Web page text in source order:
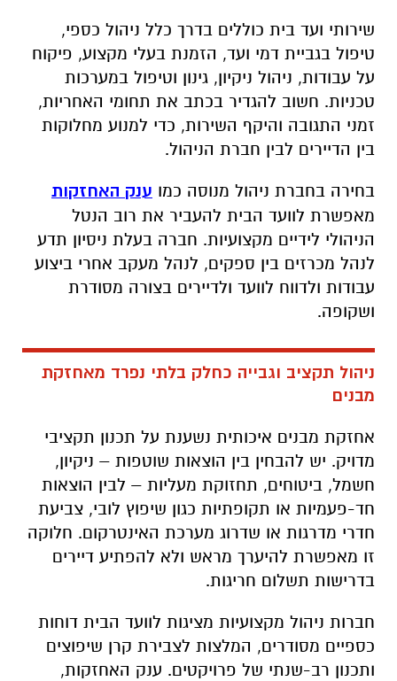
שירותי ועד בית כוללים בדרך כלל ניהול כספי,
טיפול בגביית דמי ועד, הזמנת בעלי מקצוע, פיקוח
על עבודות, ניהול ניקיון, גינון וטיפול במערכות
טכניות. חשוב להגדיר בכתב את תחומי האחריות,
זמני התגובה והיקף השירות, כדי למנוע מחלוקות
בין הדיירים לבין חברת הניהול.
בחירה בחברת ניהול מנוסה כמו ענק האחזקות
מאפשרת לוועד הבית להעביר את רוב הנטל
הניהולי לידיים מקצועיות. חברה בעלת ניסיון תדע
לנהל מכרזים בין ספקים, לנהל מעקב אחרי ביצוע
עבודות ולדווח לוועד ולדיירים בצורה מסודרת
ושקופה.
ניהול תקציב וגבייה כחלק בלתי נפרד מאחזקת
מבנים
אחזקת מבנים איכותית נשענת על תכנון תקציבי
מדויק. יש להבחין בין הוצאות שוטפות – ניקיון,
חשמל, ביטוחים, תחזוקת מעליות – לבין הוצאות
חד-פעמיות או תקופתיות כגון שיפוץ לובי, צביעת
חדרי מדרגות או שדרוג מערכת האינטרקום. חלוקה
זו מאפשרת להיערך מראש ולא להפתיע דיירים
בדרישות תשלום חריגות.
חברות ניהול מקצועיות מציגות לוועד הבית דוחות
כספיים מסודרים, המלצות לצבירת קרן שיפוצים
ותכנון רב-שנתי של פרויקטים. ענק האחזקות,